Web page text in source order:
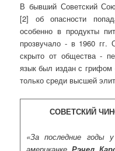
В бывший Советский
[2] об опасности
особенно в продукты
прозвучало - в 1960 гг.
скрыто от общества -
язык был издан с грифом
только среди высшей
СОВЕТСКИЙ
«За последние годы
американке Рэчел